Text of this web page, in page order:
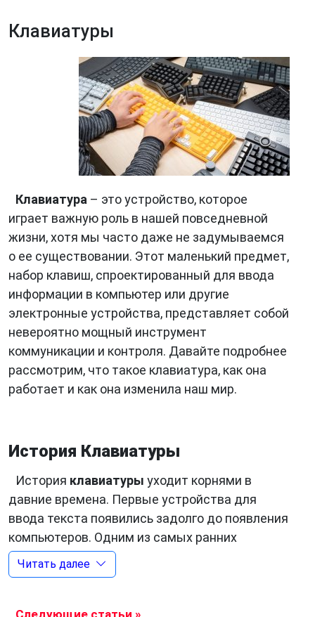
Клавиатуры
Клавиатура – это устройство, которое
играет важную роль в нашей повседневной
жизни, хотя мы часто даже не задумываемся
о ее существовании. Этот маленький предмет,
набор клавиш, спроектированный для ввода
информации в компьютер или другие
электронные устройства, представляет собой
невероятно мощный инструмент
коммуникации и контроля. Давайте подробнее
рассмотрим, что такое клавиатура, как она
работает и как она изменила наш мир.
История Клавиатуры
История клавиатуры уходит корнями в
давние времена. Первые устройства для
ввода текста появились задолго до появления
компьютеров. Одним из самых ранних
устройств была «пишущая машинка»,
изобретенная Кристофером Шолесом в 1868
на клавиши, похожие на те, что мы используем
Читать далее
Следующие статьи »